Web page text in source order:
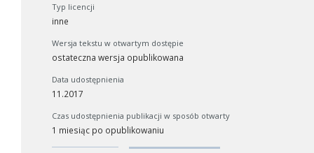
Typ licencji
inne
Wersja tekstu w otwartym dostępie
ostateczna wersja opublikowana
Data udostępnienia
11.2017
Czas udostępnienia publikacji w sposób otwarty
1 miesiąc po opublikowaniu